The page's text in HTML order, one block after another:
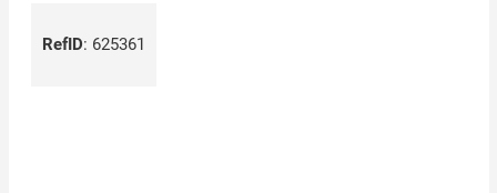
RefID: 625361